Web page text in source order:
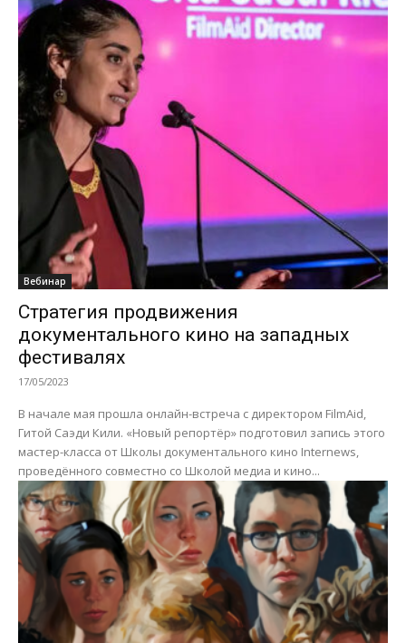
Вебинар
Стратегия продвижения
документального кино на западных
фестивалях
17/05/2023
В начале мая прошла онлайн-встреча с директором FilmAid,
Гитой Саэди Кили. «Новый репортёр» подготовил запись этого
мастер-класса от Школы документального кино Internews,
проведённого совместно со Школой медиа и кино...